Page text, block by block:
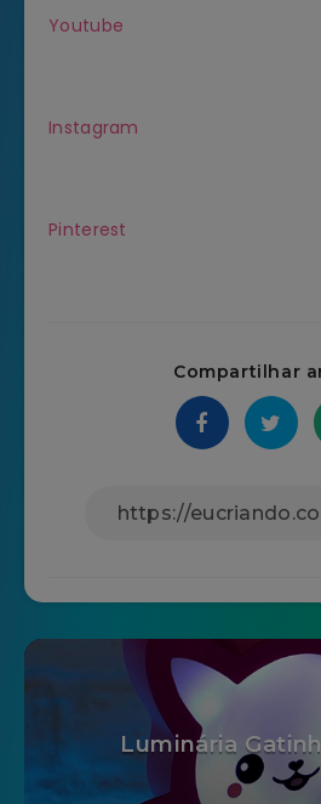
Youtube
Instagram
Pinterest
Compartilhar
Luminária